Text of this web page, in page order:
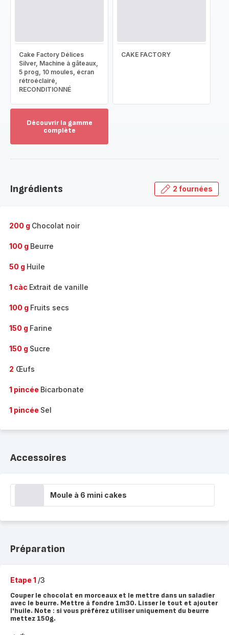
Cake Factory Délices
Silver, Machine à gâteaux,
5 prog, 10 moules, écran
rétroéclairé,
RECONDITIONNÉ
CAKE FACTORY
Découvrir la gamme
complète
gamme
Ingrédients 2 fournées
200 g Chocolat noir
100 g Beurre
50 g Huile
1 càc Extrait de vanille
100 g Fruits secs
150 g Farine
150 g Sucre
2 Œufs
1 pincée Bicarbonate
1 pincée Sel
Accessoires
Moule à 6 mini cakes
Préparation
Etape 1 /3
Couper le chocolat en morceaux et le mettre dans un saladier
avec le beurre. Mettre à fondre 1m30. Lisser le tout et ajouter
l'huile. Note : si vous préférez utiliser uniquement du beurre
mettez 150g.